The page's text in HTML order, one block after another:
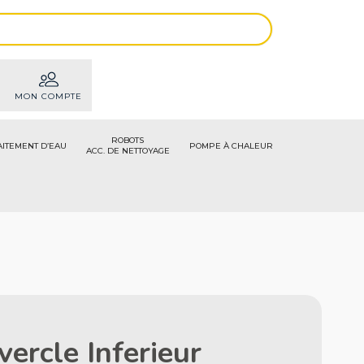
MON COMPTE
D’EAU
ROBOTS
ACC. DE NETTOYAGE
POMPE À CHALEUR
Inferieur